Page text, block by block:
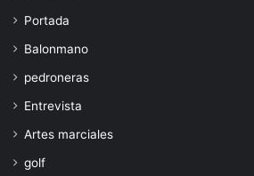
Portada
Balonmano
pedroneras
Entrevista
Artes marciales
golf